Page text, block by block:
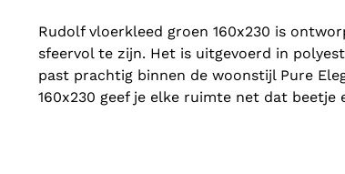
Rudolf vloerkleed groen 160x230 is
sfeervol te zijn. Het is uitgevoerd in
past prachtig binnen de woonstijl Pure
160x230 geef je elke ruimte net dat beetje